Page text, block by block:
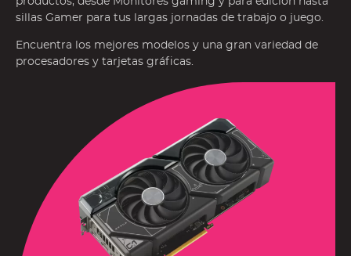
sillas Gamer para tus largas jornadas de trabajo o juego.
Encuentra los mejores modelos y una gran variedad de
procesadores y tarjetas gráficas.